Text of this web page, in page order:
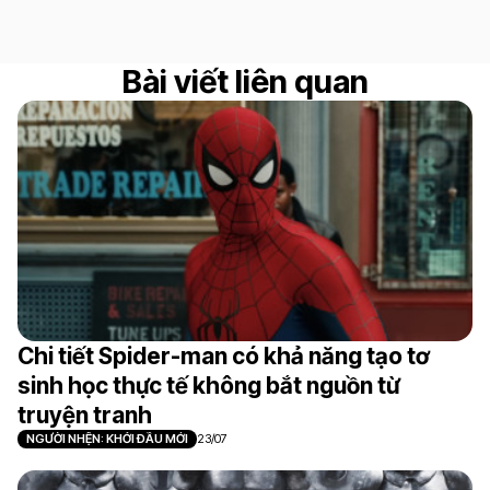
Bài viết liên quan
Chi tiết Spider-man có khả năng tạo tơ
sinh học thực tế không bắt nguồn từ
truyện tranh
NGƯỜI NHỆN: KHỞI ĐẦU MỚI 23/07